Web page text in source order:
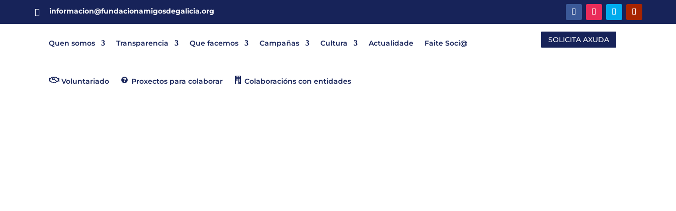
 informacion@fundacionamigosdegalicia.org
Quen somos Transparencia Que facemos Campañas Cultura Actualidade Faite Soci@
Voluntariado Proxectos para colaborar Colaboracións con entidades
SOLICITA AXUDA